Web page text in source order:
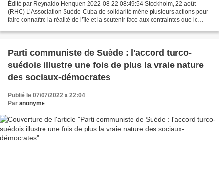
Édité par Reynaldo Henquen 2022-08-22 08:49:54 Stockholm, 22 août
(RHC) L’Association Suède-Cuba de solidarité mène plusieurs actions pour
faire connaître la réalité de l’île et la soutenir face aux contraintes que le
Parti communiste de Suède : l'accord turco-
suédois illustre une fois de plus la vraie nature
des sociaux-démocrates
Publié le 07/07/2022 à 22:04
Par anonyme